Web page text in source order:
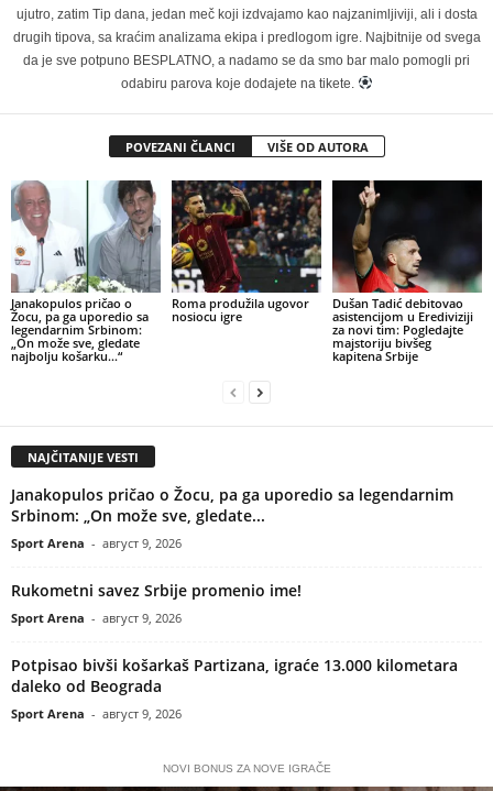
ujutro, zatim Tip dana, jedan meč koji izdvajamo kao najzanimljiviji, ali i dosta
drugih tipova, sa kraćim analizama ekipa i predlogom igre. Najbitnije od svega
da je sve potpuno BESPLATNO, a nadamo se da smo bar malo pomogli pri
odabiru parova koje dodajete na tikete.
POVEZANI ČLANCI VIŠE OD AUTORA
Janakopulos pričao o
Žocu, pa ga uporedio sa
legendarnim Srbinom:
„On može sve, gledate
najbolju košarku…“
Roma produžila ugovor
nosiocu igre
Dušan Tadić debitovao
asistencijom u Erediviziji
za novi tim: Pogledajte
majstoriju bivšeg
kapitena Srbije
NAJČITANIJE VESTI
Janakopulos pričao o Žocu, pa ga uporedio sa legendarnim
Srbinom: „On može sve, gledate...
Sport Arena - август 9, 2026
Rukometni savez Srbije promenio ime!
Sport Arena - август 9, 2026
Potpisao bivši košarkaš Partizana, igraće 13.000 kilometara
daleko od Beograda
Sport Arena - август 9, 2026
NOVI BONUS ZA NOVE IGRAČE